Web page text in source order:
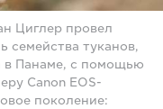
Циглер провел
семейства туканов,
в Панаме, с помощью
Canon EOS-
поколение: